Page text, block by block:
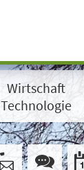
Wirtschaft
Technologie